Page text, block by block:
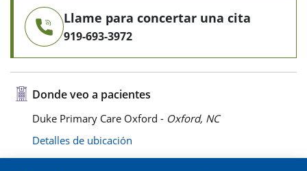
Llame para concertar una cita
919-693-3972
Donde veo a pacientes
Duke Primary Care Oxford - Oxford, NC
Detalles de ubicación